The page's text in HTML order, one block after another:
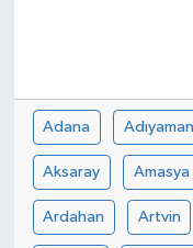
Adana Adıyaman
Aksaray Amasya
Ardahan Artvin